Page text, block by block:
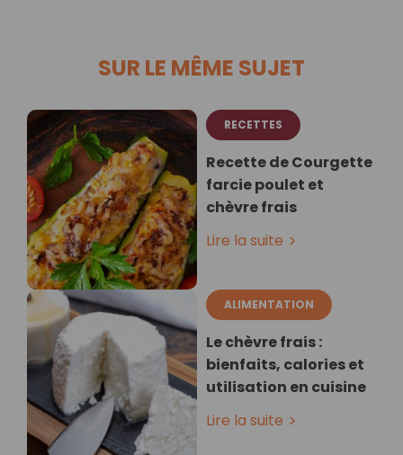
SUR LE MÊME SUJET
RECETTES
Recette de Courgette
farcie poulet et
chèvre frais
Lire la suite
ALIMENTATION
Le chèvre frais :
bienfaits, calories et
utilisation en cuisine
Lire la suite